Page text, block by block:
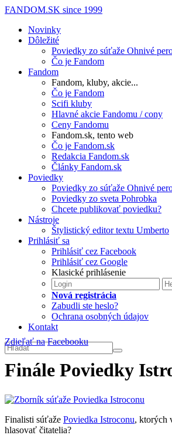
FANDOM.SK since 1999
Novinky
Dôležité
Poviedky zo súťaže Ohnivé
Čo je Fandom
Fandom
Fandom, kluby, akcie...
Čo je Fandom
Scifi kluby
Hlavné akcie Fandomu / cony
Ceny Fandomu
Fandom.sk, tento web
Čo je Fandom.sk
Redakcia Fandom.sk
Články Fandom.sk
Poviedky
Poviedky zo súťaže Ohnivé
Poviedky zo sveta Pohrobka
Chcete publikovať poviedku?
Nástroje
Štylistický editor textu Umberto
Prihlásiť sa
Prihlásiť cez Facebook
Prihlásiť cez Google
Klasické prihlásenie
Nová registrácia
Zabudli ste heslo?
Ochrana osobných údajov
Kontakt
Zdieľať na Facebooku
Finále Poviedky
Finalisti súťaže Poviedka Istroconu, ktorých
hlasovať čitatelia?